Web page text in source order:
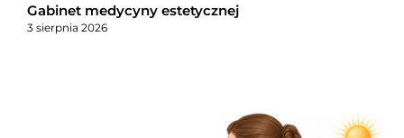
Gabinet medycyny estetycznej
3 sierpnia 2026